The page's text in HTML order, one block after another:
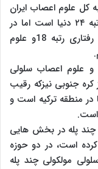
کل علوم اعصاب ایران
که علوم شناختی نیز بخشی از آن هست رتبه ۲۴ دنیا است اما در
حوزه های مختلف علوم اعصاب مانند علوم رفتاری رتبه 18و علوم
و علوم اعصاب سلولی
کره جنوبی نیزکه رقیب
منطقه ترکیه است و
است.
یادآورشد: ایران از سال 2013تا ۲۰۱۴ چند پله در بخش هایی
است، در دو حوزه
مولکولی چند پله